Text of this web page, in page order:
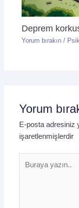
Deprem
Yorum bırakın /
Yorum
E-posta adresiniz
işaretlenmişlerdir
yazın..